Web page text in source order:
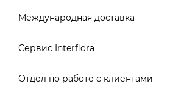
Версия для печати
Поиск
Международная доставка
Россия
Европа
Сервис Interflora
Заказ и оплата
Отдел по работе с клиентами